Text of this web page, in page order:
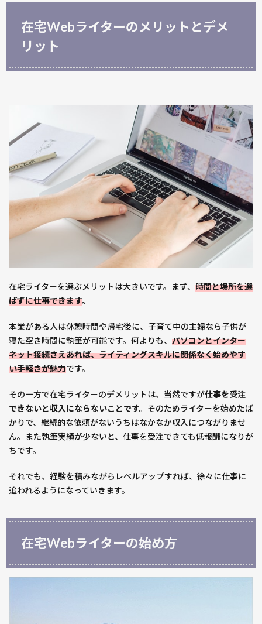
イタ
ーの
始め
方ス
プ
シン
案件
獲得
【ラ
イタ
ーの
２】
Web
ィア
のラ
イタ
ー募
集に
4
在宅
Web
ター
ける
のは
じゃ
理由
策
在宅Webライターのメリットとデメ
リット
在宅ライターを選ぶメリットは大きいです。まず、 時間と場所を選
ばずに仕事できます。
本業がある人は休憩時間や帰宅後に、子育て中の主婦なら子供が
寝た空き時間に執筆が可能です。何よりも、 パソコンとインター
ネット接続さえあれば、ライティングスキルに関係なく始めやす
い手軽さが魅力です。
その一方で在宅ライターのデメリットは、当然ですが仕事を受注
できないと収入にならないことです。 そのためライターを始めたば
かりで、継続的な依頼がないうちはなかなか収入につながりませ
ん。また執筆実績が少ないと、仕事を受注できても低報酬になりが
ちです。
それでも、経験を積みながらレベルアップすれば、徐々に仕事に
追われるようになっていきます。
在宅Webライターの始め方